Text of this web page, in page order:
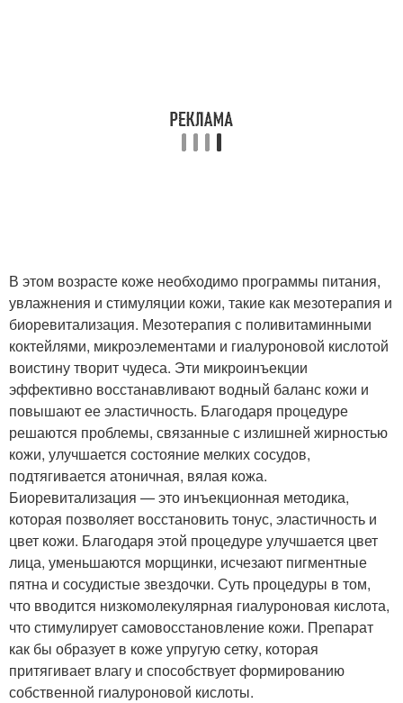
В этом возрасте коже необходимо программы питания,
увлажнения и стимуляции кожи, такие как мезотерапия и
биоревитализация. Мезотерапия с поливитаминными
коктейлями, микроэлементами и гиалуроновой кислотой
воистину творит чудеса. Эти микроинъекции
эффективно восстанавливают водный баланс кожи и
повышают ее эластичность. Благодаря процедуре
решаются проблемы, связанные с излишней жирностью
кожи, улучшается состояние мелких сосудов,
подтягивается атоничная, вялая кожа.
Биоревитализация — это инъекционная методика,
которая позволяет восстановить тонус, эластичность и
цвет кожи. Благодаря этой процедуре улучшается цвет
лица, уменьшаются морщинки, исчезают пигментные
пятна и сосудистые звездочки. Суть процедуры в том,
что вводится низкомолекулярная гиалуроновая кислота,
что стимулирует самовосстановление кожи. Препарат
как бы образует в коже упругую сетку, которая
притягивает влагу и способствует формированию
собственной гиалуроновой кислоты.